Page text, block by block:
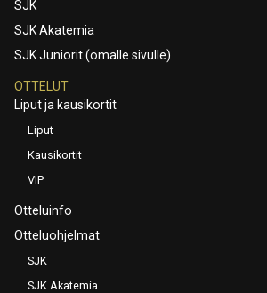
SJK
SJK Akatemia
SJK Juniorit (omalle sivulle)
OTTELUT
Liput ja kausikortit
Liput
Kausikortit
VIP
Otteluinfo
Otteluohjelmat
SJK
SJK Akatemia